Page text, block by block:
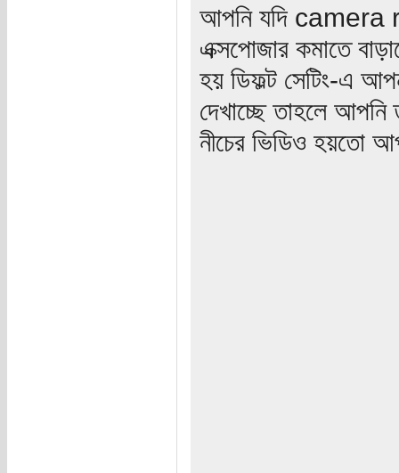
আপনি যদি camera
এক্সপোজার কমাতে
হয় ডিফল্ট সেটিং-এ
দেখাচ্ছে তাহলে আপনি
নীচের ভিডিও হয়তো